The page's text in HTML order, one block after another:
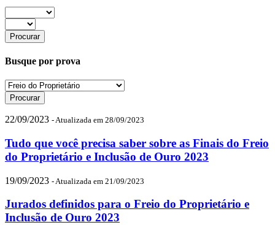
Busque por prova
22/09/2023 - Atualizada em 28/09/2023
Tudo que você precisa saber sobre as Finais do Freio
do Proprietário e Inclusão de Ouro 2023
19/09/2023 - Atualizada em 21/09/2023
Jurados definidos para o Freio do Proprietário e
Inclusão de Ouro 2023